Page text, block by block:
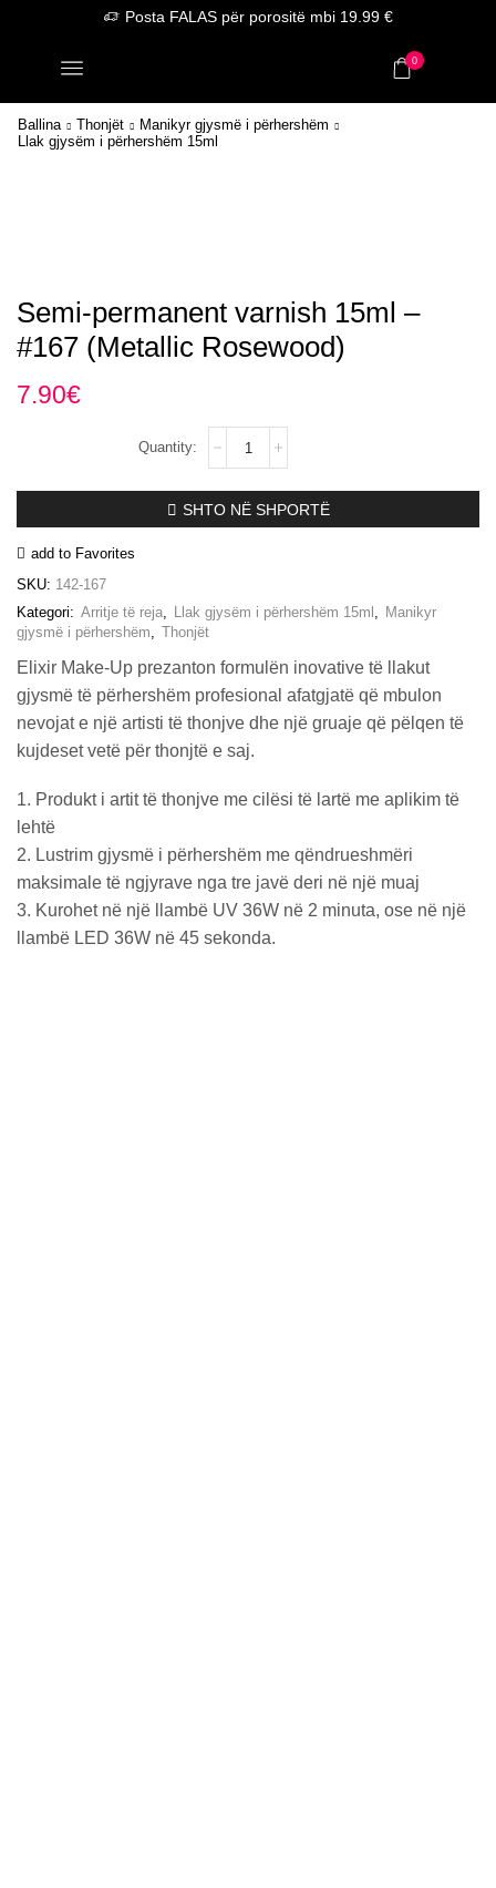
Posta FALAS për porositë mbi 19.99 €
0
Ballina Thonjët
Manikyr gjysmë i përhershëm
Llak gjysëm i përhershëm 15ml
Semi-permanent varnish 15ml –
#167 (Metallic Rosewood)
7.90€
permanent
15ml
–
SHTO NË SHPORTË
add to Favorites
SKU: 142-167
Kategori: Arritje të reja, Llak gjysëm i përhershëm 15ml , Manikyr
gjysmë i përhershëm, Thonjët
Elixir Make-Up prezanton formulën inovative të llakut
gjysmë të përhershëm profesional afatgjatë që mbulon
nevojat e një artisti të thonjve dhe një gruaje që pëlqen të
kujdeset vetë për thonjtë e saj.
1. Produkt i artit të thonjve me cilësi të lartë me aplikim të
lehtë
2. Lustrim gjysmë i përhershëm me qëndrueshmëri
maksimale të ngjyrave nga tre javë deri në një muaj
3. Kurohet në një llambë UV 36W në 2 minuta, ose në një
llambë LED 36W në 45 sekonda.